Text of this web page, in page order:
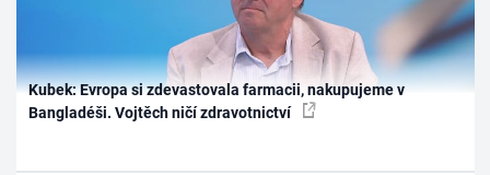
Kubek: Evropa si zdevastovala farmacii, nakupujeme v
Bangladéši. Vojtěch ničí zdravotnictví